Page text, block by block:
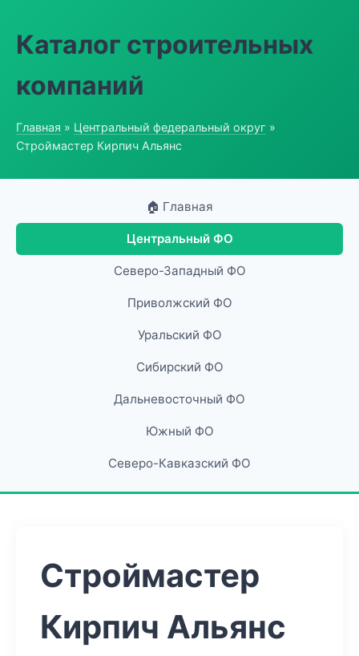
Каталог строительных
компаний
Главная » Центральный федеральный округ »
Строймастер Кирпич Альянс
🏠 Главная
Центральный ФО
Северо-Западный ФО
Приволжский ФО
Уральский ФО
Сибирский ФО
Дальневосточный ФО
Южный ФО
Северо-Кавказский ФО
Строймастер
Кирпич Альянс